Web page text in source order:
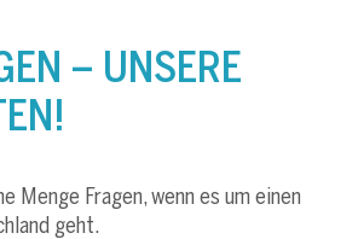
– UNSERE
Menge Fragen, wenn es um einen
geht.